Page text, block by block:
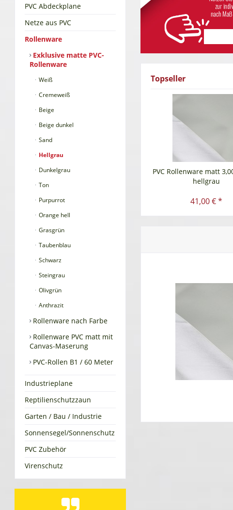
PVC Abdeckplane
Netze aus PVC
Rollenware
Exklusive matte PVC-
Rollenware
Weiß
Cremeweiß
Beige
Beige dunkel
Sand
Hellgrau
Dunkelgrau
Ton
Purpurrot
Orange hell
Grasgrün
Taubenblau
Schwarz
Steingrau
Olivgrün
Anthrazit
Rollenware nach Farbe
Rollenware PVC matt mit
Canvas-Maserung
PVC-Rollen B1 / 60 Meter
Industrieplane
Reptilienschutzzaun
Garten / Bau / Industrie
Sonnensegel/Sonnenschutz
PVC Zubehör
Virenschutz
Topseller
PVC Rollenware matt
hellgrau
41,00 € *